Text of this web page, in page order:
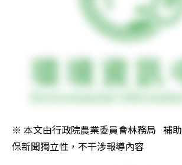
※ 本文由行政院農業委員會林務局   補
保新聞獨立性，不干涉報導內容